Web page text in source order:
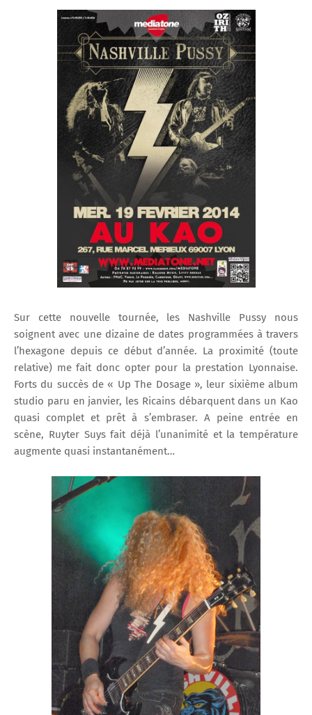
Sur cette nouvelle tournée, les Nashville Pussy nous
soignent avec une dizaine de dates programmées à travers
l’hexagone depuis ce début d’année. La proximité (toute
relative) me fait donc opter pour la prestation Lyonnaise.
Forts du succès de « Up The Dosage », leur sixième album
studio paru en janvier, les Ricains débarquent dans un Kao
quasi complet et prêt à s’embraser. A peine entrée en
scène, Ruyter Suys fait déjà l’unanimité et la température
augmente quasi instantanément…